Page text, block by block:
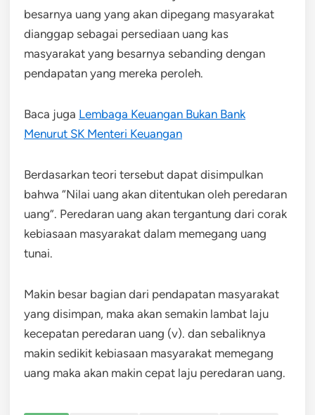
besarnya uang yang akan dipegang masyarakat
dianggap sebagai persediaan uang kas
masyarakat yang besarnya sebanding dengan
pendapatan yang mereka peroleh.
Baca juga Lembaga Keuangan Bukan Bank
Menurut SK Menteri Keuangan
Berdasarkan teori tersebut dapat disimpulkan
bahwa “Nilai uang akan ditentukan oleh peredaran
uang”. Peredaran uang akan tergantung dari corak
kebiasaan masyarakat dalam memegang uang
tunai.
Makin besar bagian dari pendapatan masyarakat
yang disimpan, maka akan semakin lambat laju
kecepatan peredaran uang (v). dan sebaliknya
makin sedikit kebiasaan masyarakat memegang
uang maka akan makin cepat laju peredaran uang.